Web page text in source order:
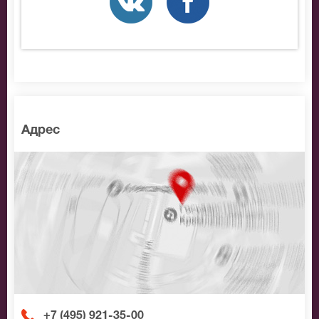
позвоните нам в call-центр и мы обязательно
Адрес
+7 (495) 921-35-00